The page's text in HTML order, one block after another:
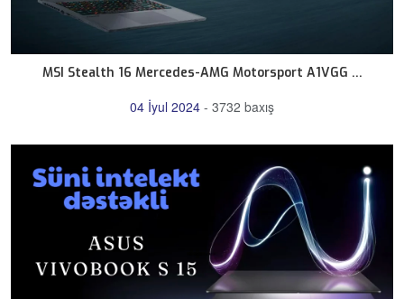
MSI Stealth 16 Mercedes-AMG Motorsport A1VGG ...
04 İyul 2024 - 3732 baxış